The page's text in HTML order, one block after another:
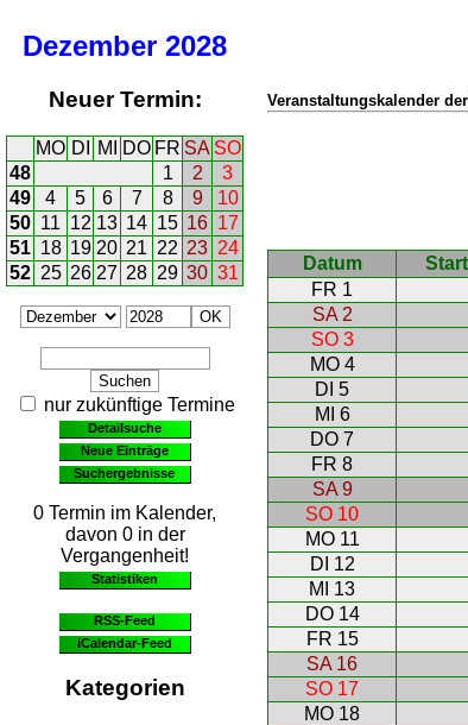
Dezember 2028
Neuer Termin:
MO DI MI DO FR SA SO
48
1 2
3
49
4 5 6 7 8 9
10
50 11 12 13 14 15 16 17
51 18 19 20 21 22 23 24
52 25 26 27 28 29 30 31
nur zukünftige Termine
Detailsuche
Neue Einträge
Suchergebnisse
0 Termin im Kalender,
davon 0 in der
Vergangenheit!
Statistiken
RSS-Feed
iCalendar-Feed
Kategorien
Veranstaltungskalender
Datum
FR 1
SA 2
SO 3
MO 4
DI 5
MI 6
DO 7
FR 8
SA 9
SO 10
MO 11
DI 12
MI 13
DO 14
FR 15
SA 16
SO 17
MO 18